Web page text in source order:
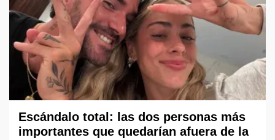
Escándalo total: las dos personas más
importantes que quedarían afuera de la